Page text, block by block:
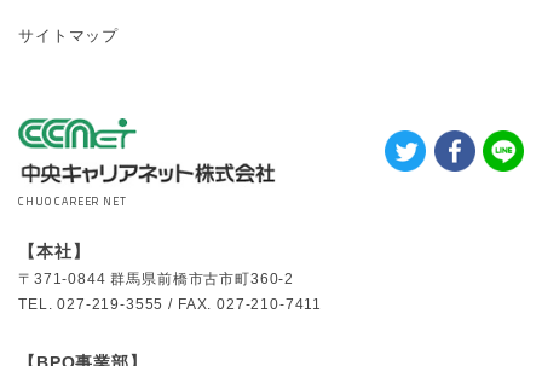
CHUO CAREER NET
【本社】
〒371-0844 群馬県前橋市古市町360-2
TEL. 027-219-3555 / FAX. 027-210-7411
サイトマップ